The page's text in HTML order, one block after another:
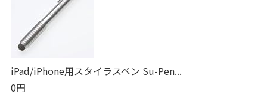
iPad/iPhone用スタイラスペン Su-Pen...
0円